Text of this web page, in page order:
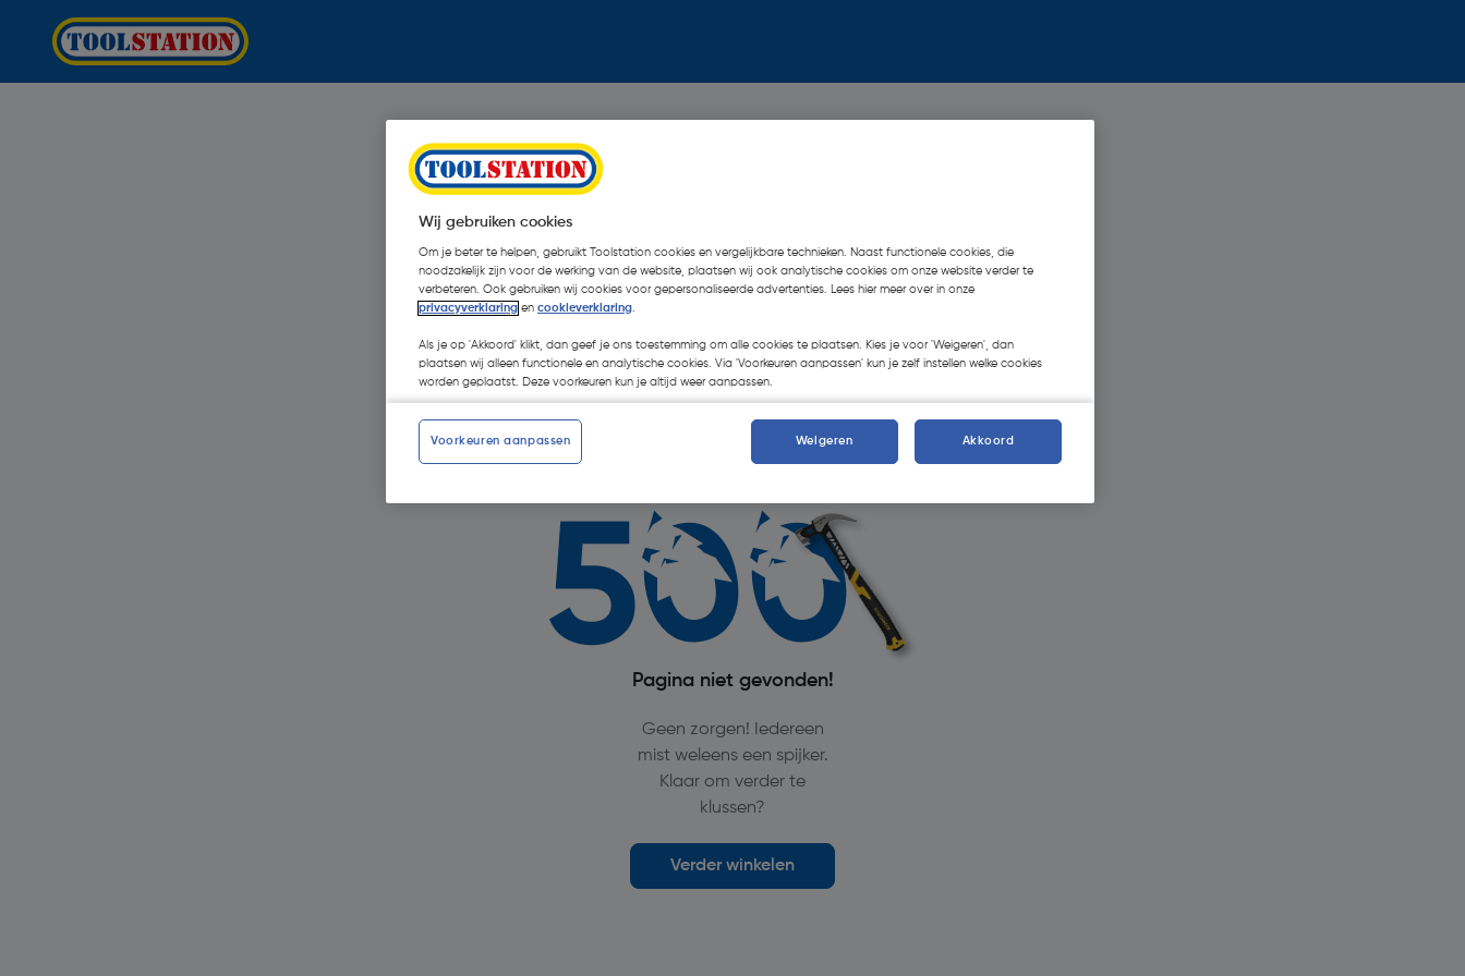
Oops!
Pagina niet gevonden!
Geen zorgen! Iedereen
mist weleens een spijker.
Klaar om verder te
klussen?
Verder winkelen
Wij gebruiken cookies
Om je beter te helpen, gebruikt Toolstation cookies en vergelijkbare technieken. Naast functionele cookies, die
noodzakelijk zijn voor de werking van de website, plaatsen wij ook analytische cookies om onze website verder te
verbeteren. Ook gebruiken wij cookies voor gepersonaliseerde advertenties. Lees hier meer over in onze
privacyverklaring en cookieverklaring.
Als je op 'Akkoord' klikt, dan geef je ons toestemming om alle cookies te plaatsen. Kies je voor 'Weigeren', dan
plaatsen wij alleen functionele en analytische cookies. Via 'Voorkeuren aanpassen' kun je zelf instellen welke cookies
worden geplaatst. Deze voorkeuren kun je altijd weer aanpassen.
Voorkeuren aanpassen Weigeren Akkoord